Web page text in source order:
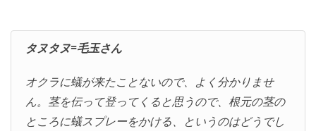
タヌタヌ=毛玉さん
オクラに蟻が来たことないので、よく分かりませ
ん。茎を伝って登ってくると思うので、根元の茎の
ところに蟻スプレーをかける、というのはどうでし